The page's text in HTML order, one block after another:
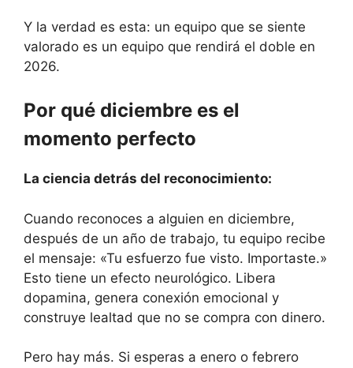
Y la verdad es esta: un equipo que se siente
valorado es un equipo que rendirá el doble en
2026.
Por qué diciembre es el
momento perfecto
La ciencia detrás del reconocimiento:
Cuando reconoces a alguien en diciembre,
después de un año de trabajo, tu equipo recibe
el mensaje: «Tu esfuerzo fue visto. Importaste.»
Esto tiene un efecto neurológico. Libera
dopamina, genera conexión emocional y
construye lealtad que no se compra con dinero.
Pero hay más. Si esperas a enero o febrero